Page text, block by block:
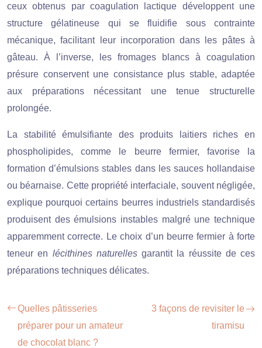
ceux obtenus par coagulation lactique développent une
structure gélatineuse qui se fluidifie sous contrainte
mécanique, facilitant leur incorporation dans les pâtes à
gâteau. À l’inverse, les fromages blancs à coagulation
présure conservent une consistance plus stable, adaptée
aux préparations nécessitant une tenue structurelle
prolongée.
La stabilité émulsifiante des produits laitiers riches en
phospholipides, comme le beurre fermier, favorise la
formation d’émulsions stables dans les sauces hollandaise
ou béarnaise. Cette propriété interfaciale, souvent négligée,
explique pourquoi certains beurres industriels standardisés
produisent des émulsions instables malgré une technique
apparemment correcte. Le choix d’un beurre fermier à forte
teneur en lécithines naturellesgarantit la réussite de ces
préparations techniques délicates.
Quelles pâtisseries
préparer pour un amateur
de chocolat blanc ?
3 façons de revisiter le
tiramisu